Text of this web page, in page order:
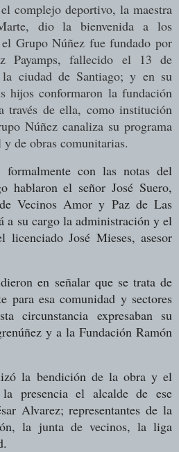
complejo deportivo, la maestra
dio la bienvenida a los
Grupo Núñez fue fundado por
Payamps, fallecido el 13 de
ciudad de Santiago; y en su
hijos conformaron la fundación
través de ella, como institución
Núñez canaliza su programa
de obras comunitarias.
con las notas del
hablaron el señor José Suero,
Vecinos Amor y Paz de Las
a su cargo la administración y el
José Mieses, asesor
en señalar que se trata de
para esa comunidad y sectores
circunstancia expresaban su
y a la Fundación Ramón
la bendición de la obra y el
presencia el alcalde de ese
Alvarez; representantes de la
la junta de vecinos, la liga